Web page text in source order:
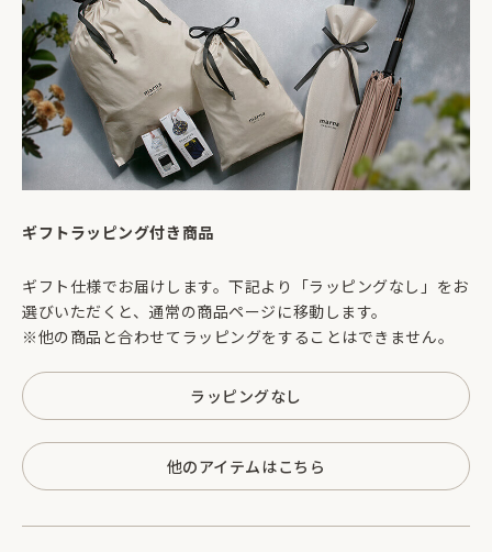
ギフトラッピング付き商品
ギフト仕様でお届けします。下記より「ラッピングなし」をお
選びいただくと、通常の商品ページに移動します。
※他の商品と合わせてラッピングをすることはできません。
ラッピングなし
他のアイテムはこちら